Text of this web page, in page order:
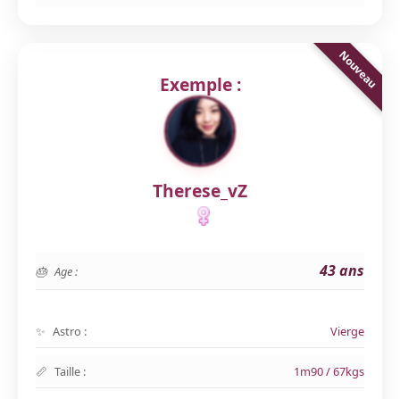
Exemple :
Therese_vZ
Age : 43 ans
Astro : Vierge
Taille : 1m90 / 67kgs